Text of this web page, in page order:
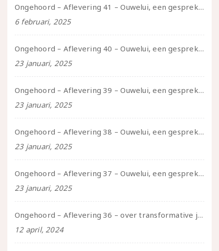
Ongehoord – Aflevering 41 – Ouwelui, een gesprek met Marcelle over polyamorie op latere leeftijd, (mantel)zorg voor je partners en seksueel plezier.
6 februari, 2025
Ongehoord – Aflevering 40 – Ouwelui, een gesprek met Sadie Lune over vormende relaties en de geschiedenis van de queer pornobeweging
23 januari, 2025
Ongehoord – Aflevering 39 – Ouwelui, een gesprek met Pepijn en Ivo over hun regenbooggezin, eigenzinnig ouder worden en Cruise Control
23 januari, 2025
Ongehoord – Aflevering 38 – Ouwelui, een gesprek met vreer over behoefte aan geborgenheid en het behouden van je idealen
23 januari, 2025
Ongehoord – Aflevering 37 – Ouwelui, een gesprek met non over seksualiteit, transitie en ageism
23 januari, 2025
Ongehoord – Aflevering 36 – over transformative justice – in gesprek met Ella en carson
12 april, 2024